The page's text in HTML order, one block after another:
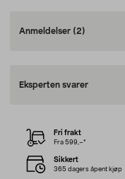
Anmeldelser (2)
Eksperten svarer
Fri frakt
Fra 599,–*
Sikkert
365 dagers åpent kjøp